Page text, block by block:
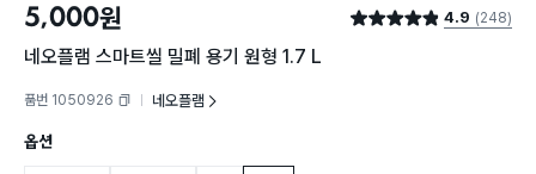
구매했어요
5,000원 별점 4.9점 4.9 (248)
네오플램 스마트씰 밀폐 용기 원형 1.7 L
품번 1050926
네오플램
옵션